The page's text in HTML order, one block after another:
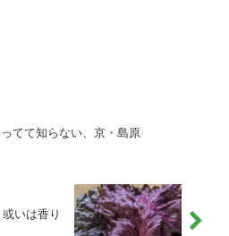
てて知らない、京・島原
いは香り